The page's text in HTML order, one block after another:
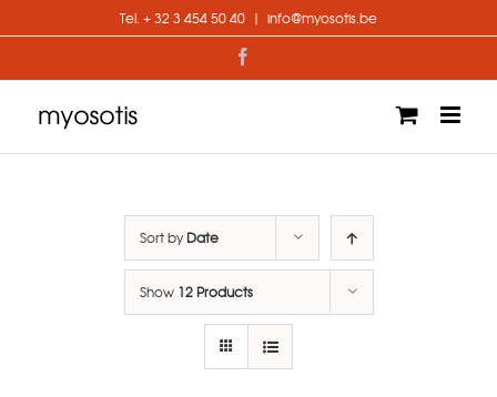
to
Tel. + 32 3 454 50 40 | info@myosotis.be
Sort byDate
Show 12 Products